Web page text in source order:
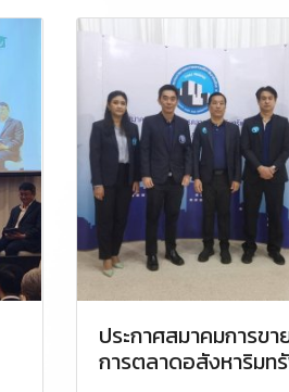
ประกาศสมาคมการขา
การตลาดอสังหาริมท